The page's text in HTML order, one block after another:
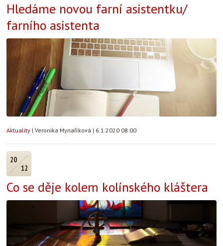
Hledáme novou farní asistentku/
farního asistenta
Aktuality | Veronika Mynaříková | 6.1.2020 08:00
20
12
Co se děje kolem kolínského kláštera